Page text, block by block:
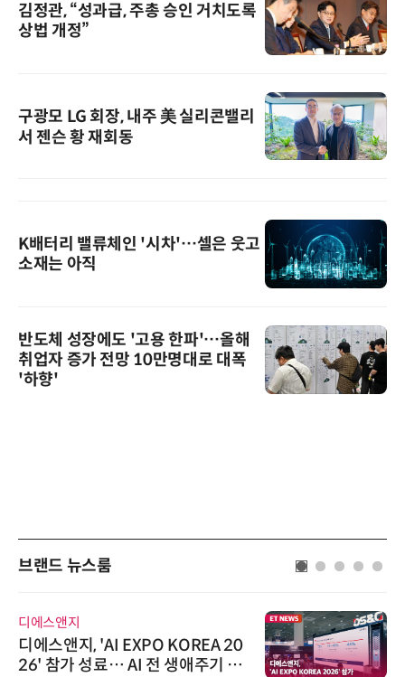
김정관, “성과급, 주총 승인 거치도록
상법 개정”
구광모 LG 회장, 내주 美 실리콘밸리
서 젠슨 황 재회동
K배터리 밸류체인 '시차'…셀은 웃고
소재는 아직
반도체 성장에도 '고용 한파'…올해
취업자 증가 전망 10만명대로 대폭
'하향'
브랜드 뉴스룸
디에스앤지
디에스앤지, 'AI EXPO KOREA 20
26' 참가 성료… AI 전 생애주기 아